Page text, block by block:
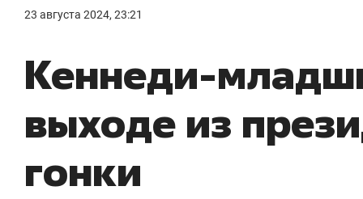
23 августа 2024, 23:21
Кеннеди-
выходе из
гонки